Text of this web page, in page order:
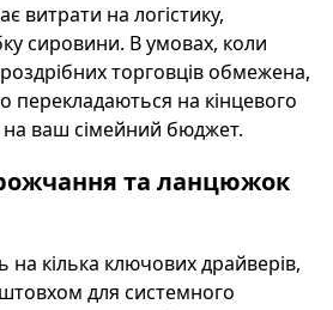
витрати на логістику,
сировини. В умовах, коли
торговців обмежена,
перекладаються на кінцевого
ваш сімейний бюджет.
та ланцюжок
на кілька ключових драйверів,
для системного